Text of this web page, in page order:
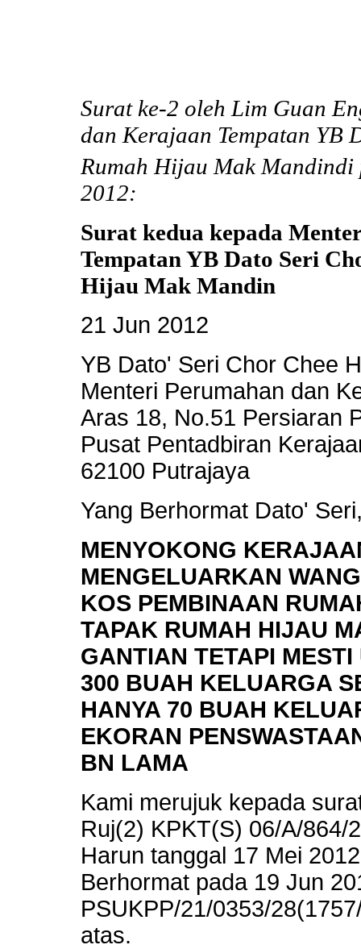
Surat ke-2 oleh Lim Guan
dan Kerajaan Tempatan YB
Rumah Hijau Mak
2012:
Surat kedua kepada
Tempatan YB Dato Seri
Hijau Mak Mandin
21 Jun 2012
YB Dato' Seri Chor Chee
Menteri Perumahan dan
Aras 18, No.51 Persiaran
Pusat Pentadbiran
62100 Putrajaya
Yang Berhormat Dato'
MENYOKONG
MENGELUARKAN
KOS PEMBINAAN
TAPAK RUMAH HIJAU
GANTIAN TETAPI
300 BUAH KELUARGA
HANYA 70 BUAH
EKORAN
BN LAMA
Kami merujuk kepada
Ruj(2) KPKT(S) 06/A/864/
Harun tanggal 17 Mei
Berhormat pada 19 Jun
PSUKPP/21/0353/
atas.